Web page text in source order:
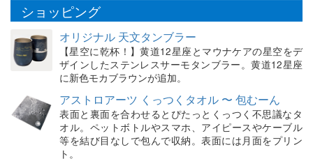
ショッピング
オリジナル 天文タンブラー
【星空に乾杯！】黄道12星座とマウナケアの星空をデ
ザインしたステンレスサーモタンブラー。黄道12星座
に新色モカブラウンが追加。
アストロアーツ くっつくタオル 〜 包むーん
表面と裏面を合わせるとぴたっとくっつく不思議なタ
オル。ペットボトルやスマホ、アイピースやケーブル
等を結び目なしで包んで収納。表面には月面をプリン
ト。